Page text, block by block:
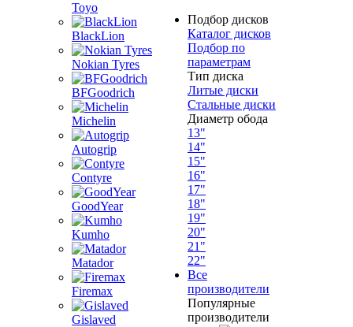
Toyo
BlackLion
Nokian Tyres
BFGoodrich
Michelin
Autogrip
Contyre
GoodYear
Kumho
Matador
Firemax
Gislaved
Подбор дисков
Каталог дисков
Подбор по
параметрам
Тип диска
Литые диски
Стальные диски
Диаметр обода
13"
14"
15"
16"
17"
18"
19"
20"
21"
22"
Все
производители
Популярные
производители